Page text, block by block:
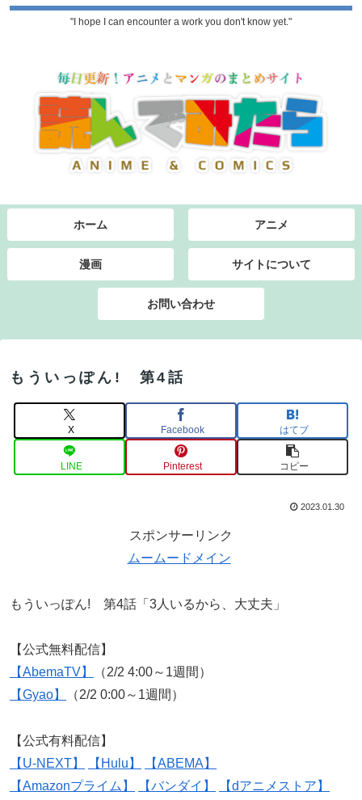
"I hope I can encounter a work you don't know yet."
ホーム アニメ
漫画 サイトについて
お問い合わせ
もういっぽん! 第4話
X Facebook はてブ
LINE Pinterest コピー
2023.01.30
スポンサーリンク
ムームードメイン
もういっぽん! 第4話「3人いるから、大丈夫」
【公式無料配信】
【AbemaTV】
（2/2 4:00～1週間）
【Gyao】
（2/2 0:00～1週間）
【公式有料配信】
【U-NEXT】
【Hulu】
【ABEMA】
【Amazonプライム】
【バンダイ】
【dアニメストア】